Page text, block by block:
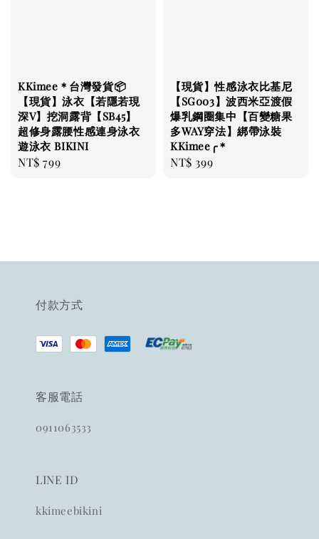
KKimee＊台灣發貨📦
【現貨】泳衣【若隱若現
深V】挖洞露背【SB45】
超修身露腰性感連身泳衣
遊泳衣 BIKINI
Regular
NT$ 799
【現貨】性感泳衣比基尼
【SG003】波西米亞渡假
爆乳鋼圈集中【百變糖果
多WAY穿法】綁帶泳裝
KKimee╭＊
Regular
NT$ 399
付款方式
客服電話
0911063533
LINE ID
kkimeebikini